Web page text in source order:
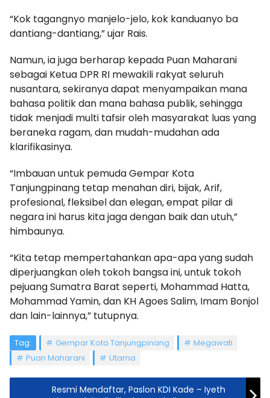
“Kok tagangnyo manjelo-jelo, kok kanduanyo ba
dantiang-dantiang,” ujar Rais.
Namun, ia juga berharap kepada Puan Maharani
sebagai Ketua DPR RI mewakili rakyat seluruh
nusantara, sekiranya dapat menyampaikan mana
bahasa politik dan mana bahasa publik, sehingga
tidak menjadi multi tafsir oleh masyarakat luas yang
beraneka ragam, dan mudah-mudahan ada
klarifikasinya.
“Imbauan untuk pemuda Gempar Kota
Tanjungpinang tetap menahan diri, bijak, Arif,
profesional, fleksibel dan elegan, empat pilar di
negara ini harus kita jaga dengan baik dan utuh,”
himbaunya.
“Kita tetap mempertahankan apa-apa yang sudah
diperjuangkan oleh tokoh bangsa ini, untuk tokoh
pejuang Sumatra Barat seperti, Mohammad Hatta,
Mohammad Yamin, dan KH Agoes Salim, Imam Bonjol
dan lain-lainnya,” tutupnya.
Tag: Gempar Kota Tanjungpinang
Megawati
Puan Maharani
Utama
Resmi Mendaftar, Paslon KDI Kade – Iyeth